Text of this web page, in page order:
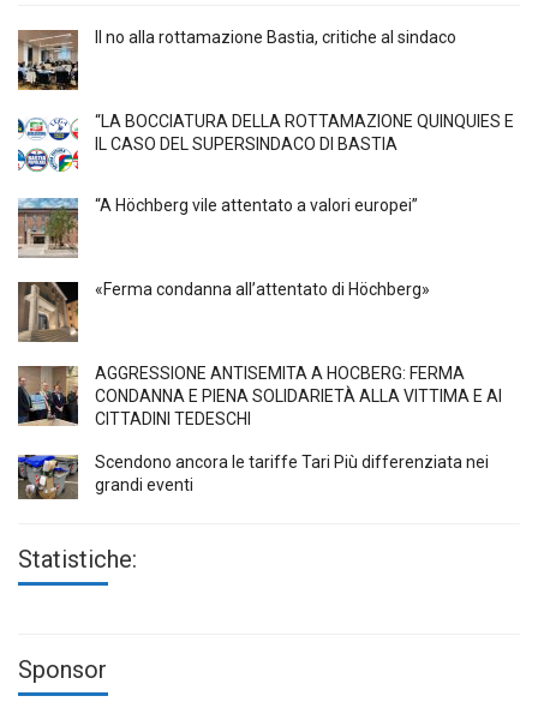
Il no alla rottamazione Bastia, critiche al sindaco
“LA BOCCIATURA DELLA ROTTAMAZIONE QUINQUIES E
IL CASO DEL SUPERSINDACO DI BASTIA
“A Höchberg vile attentato a valori europei”
«Ferma condanna all’attentato di Höchberg»
AGGRESSIONE ANTISEMITA A HÖCBERG: FERMA
CONDANNA E PIENA SOLIDARIETÀ ALLA VITTIMA E AI
CITTADINI TEDESCHI
Scendono ancora le tariffe Tari Più differenziata nei
grandi eventi
Statistiche:
Sponsor